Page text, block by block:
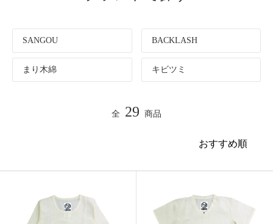
SANGOU BACKLASH
まり木綿 キビツミ
全 29 商品